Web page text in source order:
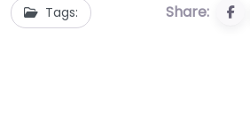
Tags: Share: